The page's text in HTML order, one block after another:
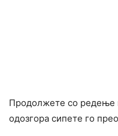
Продолжете со редење
одозгора сипете го